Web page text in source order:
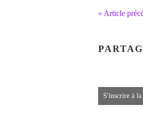
« Article
S'inscrire à